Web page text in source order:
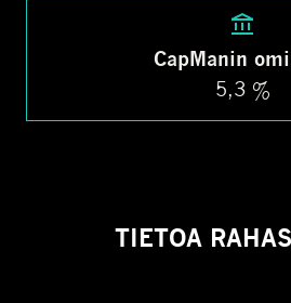
CapManin
5,3 %
TIETOA